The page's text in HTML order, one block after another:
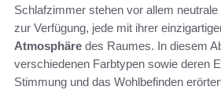
Schlafzimmer stehen vor allem neutrale
zur Verfügung, jede mit ihrer
Atmosphäre des Raumes. In diesem
verschiedenen Farbtypen sowie deren
Stimmung und das Wohlbefinden